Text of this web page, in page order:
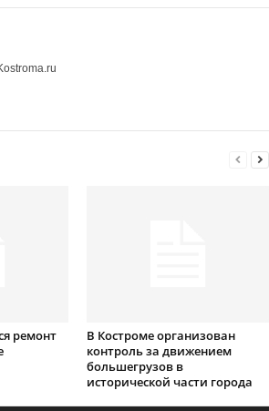
ремонт
В Костроме организован
контроль за движением
большегрузов в
исторической части города